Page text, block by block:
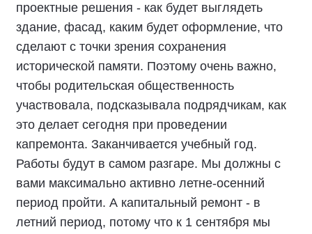
проектные решения - как будет выглядеть
здание, фасад, каким будет оформление, что
сделают с точки зрения сохранения
исторической памяти. Поэтому очень важно,
чтобы родительская общественность
участвовала, подсказывала подрядчикам, как
это делает сегодня при проведении
капремонта. Заканчивается учебный год.
Работы будут в самом разгаре. Мы должны с
вами максимально активно летне-осенний
период пройти. А капитальный ремонт - в
летний период, потому что к 1 сентября мы